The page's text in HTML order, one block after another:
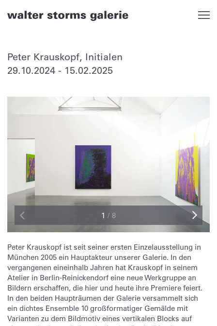
Peter Krauskopf, Initialen
29.10.2024 - 15.02.2025
1 / 8
Peter Krauskopf ist seit seiner ersten Einzelausstellung in
München 2005 ein Hauptakteur unserer Galerie. In den
vergangenen eineinhalb Jahren hat Krauskopf in seinem
Atelier in Berlin-Reinickendorf eine neue Werkgruppe an
Bildern erschaffen, die hier und heute ihre Premiere feiert.
In den beiden Haupträumen der Galerie versammelt sich
ein dichtes Ensemble 10 großformatiger Gemälde mit
Varianten zu dem Bildmotiv eines vertikalen Blocks auf